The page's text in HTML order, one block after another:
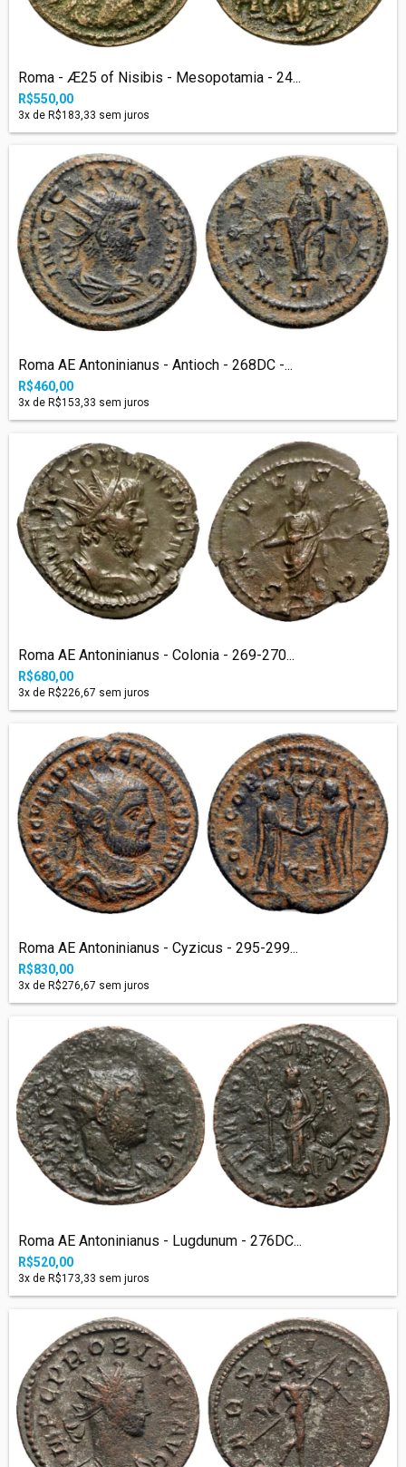
Roma - Æ25 of Nisibis - Mesopotamia - 24...
R$550,00
3x de R$183,33 sem juros
Roma AE Antoninianus - Antioch - 268DC -...
R$460,00
3x de R$153,33 sem juros
Roma AE Antoninianus - Colonia - 269-270...
R$680,00
3x de R$226,67 sem juros
Roma AE Antoninianus - Cyzicus - 295-299...
R$830,00
3x de R$276,67 sem juros
Roma AE Antoninianus - Lugdunum - 276DC...
R$520,00
3x de R$173,33 sem juros